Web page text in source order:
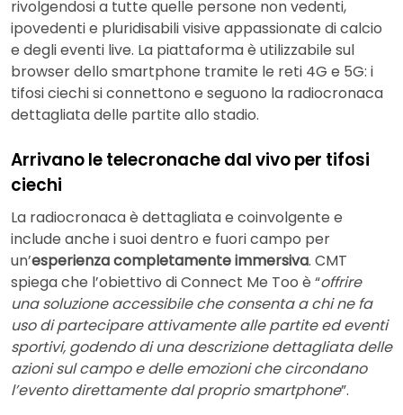
rivolgendosi a tutte quelle persone non vedenti,
ipovedenti e pluridisabili visive appassionate di calcio
e degli eventi live. La piattaforma è utilizzabile sul
browser dello smartphone tramite le reti 4G e 5G: i
tifosi ciechi si connettono e seguono la radiocronaca
dettagliata delle partite allo stadio.
Arrivano le telecronache dal vivo per tifosi
ciechi
La radiocronaca è dettagliata e coinvolgente e
include anche i suoi dentro e fuori campo per
un’esperienza completamente immersiva. CMT
spiega che l’obiettivo di Connect Me Too è “offrire
una soluzione accessibile che consenta a chi ne fa
uso di partecipare attivamente alle partite ed eventi
sportivi, godendo di una descrizione dettagliata delle
azioni sul campo e delle emozioni che circondano
l’evento direttamente dal proprio smartphone”.